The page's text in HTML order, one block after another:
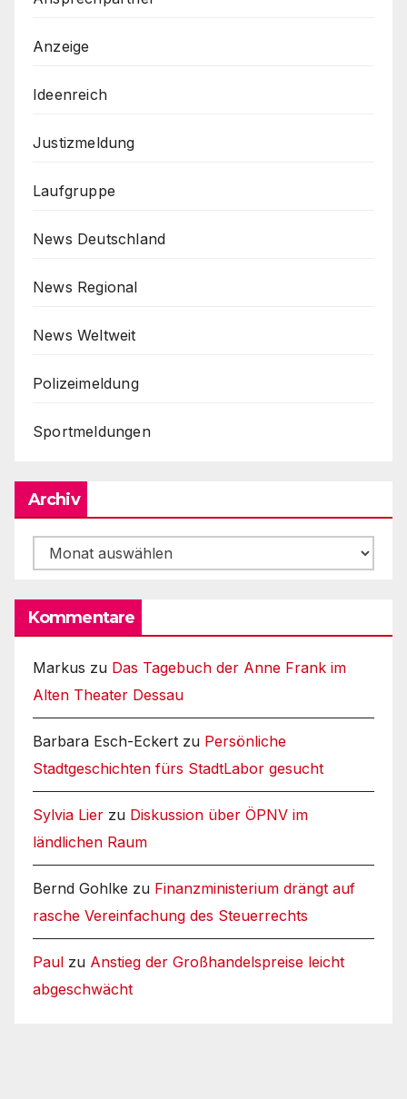
Anzeige
Ideenreich
Justizmeldung
Laufgruppe
News Deutschland
News Regional
News Weltweit
Polizeimeldung
Sportmeldungen
Archiv
Archiv
Kommentare
Markus zu Das Tagebuch der Anne Frank im
Alten Theater Dessau
Barbara Esch-Eckert zu Persönliche
Stadtgeschichten fürs StadtLabor gesucht
Sylvia Lier zu Diskussion über ÖPNV im
ländlichen Raum
Bernd Gohlke zu Finanzministerium drängt auf
rasche Vereinfachung des Steuerrechts
Paul zu Anstieg der Großhandelspreise leicht
abgeschwächt